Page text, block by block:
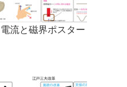
電流と磁界ポスター